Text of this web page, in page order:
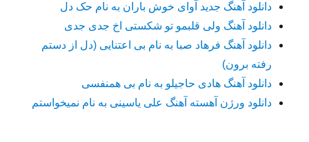
دانلود آهنگ جدید آوای خوش باران به نام حک دل
دانلود آهنگ ولی قلبمو تو شکستی اخ جدی جدی
دانلود آهنگ فرهاد صبا به نام بی اعتنایی (دل از دستم
رفته برون)
دانلود آهنگ هادی حاجیلو به نام بی همنفسی
دانلود ورژن آهسته آهنگ علی یاسینی به نام نمیخواستم